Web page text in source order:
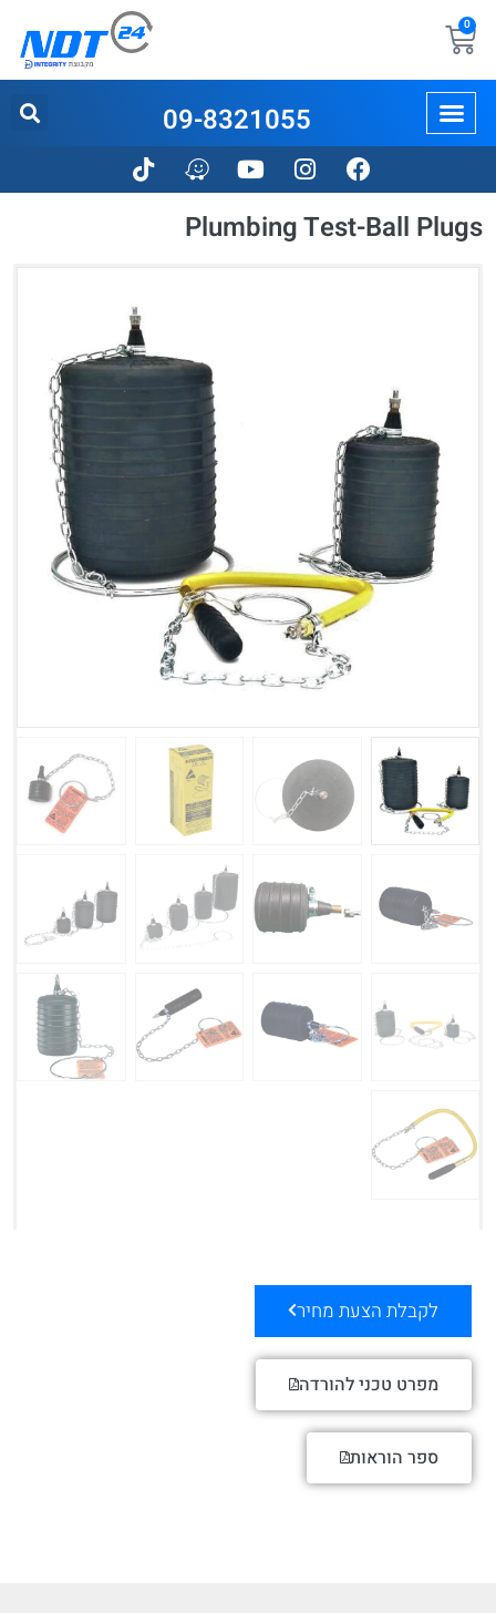
0
09-8321055
לקבלת הצעת מחיר
מפרט טכני להורדה
ספר הוראות
Plumbing Test-Ball Plugs